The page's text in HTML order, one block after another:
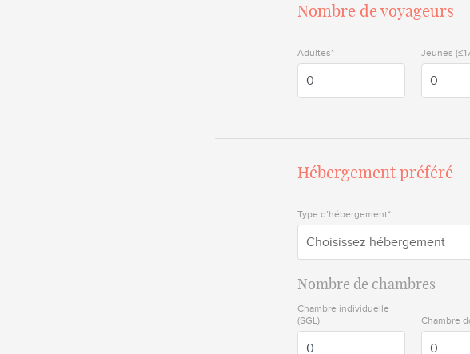
Nombre de voyageurs
Adultes* Jeunes
Hébergement préféré
Type d’hébergement*
Choisissez hébergement
Nombre de chambres
Chambre individuelle
(SGL)
Chambre